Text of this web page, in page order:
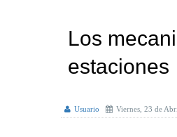
Los
estaciones
Usuario Viernes, 23 de